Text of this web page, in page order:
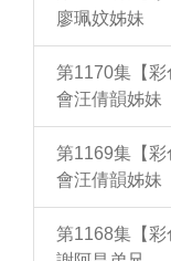
廖珮妏姊妹
第1170集【
會汪倩韻姊妹
第1169集【
會汪倩韻姊妹
第1168集【